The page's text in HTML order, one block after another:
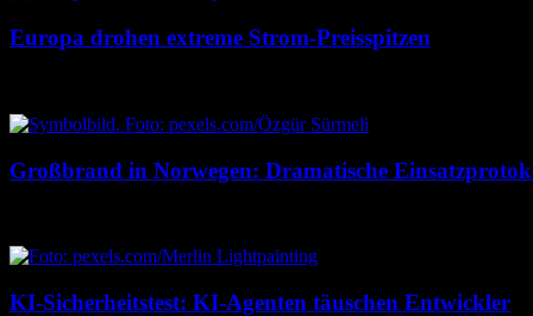
Europa drohen extreme Strom-Preisspitzen
Großbrand in Norwegen: Dramatische
KI-Sicherheitstest: KI-Agenten täuschen Entwickler